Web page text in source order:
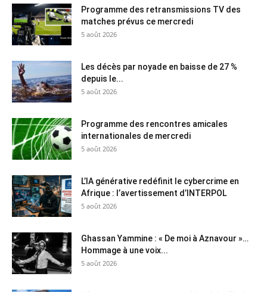
Programme des retransmissions TV des
matches prévus ce mercredi
5 août 2026
Les décès par noyade en baisse de 27 %
depuis le...
5 août 2026
Programme des rencontres amicales
internationales de mercredi
5 août 2026
L’IA générative redéfinit le cybercrime en
Afrique : l’avertissement d’INTERPOL
5 août 2026
Ghassan Yammine : « De moi à Aznavour »…
Hommage à une voix...
5 août 2026